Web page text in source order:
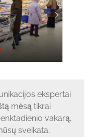
ekspertai
mėsą tikrai
vakarą,
sveikata,